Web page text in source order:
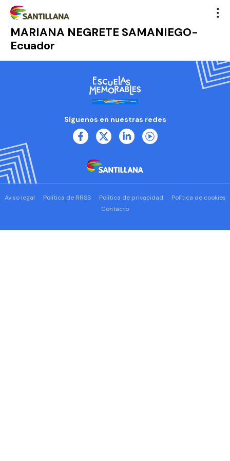
MARIANA NEGRETE SAMANIEGO-
Ecuador
Síguenos en nuestras redes
Aviso legal Política de RRSS Política de privacidad
Política de cookies
Contacto